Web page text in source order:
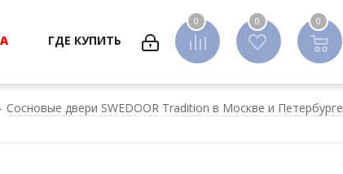
0 0 0
0
ГДЕ КУПИТЬ
- Сосновые двери SWEDOOR Tradition в Москве и Петербурге